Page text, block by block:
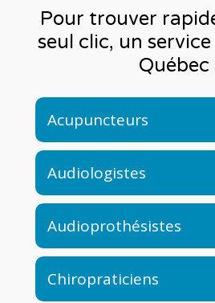
Pour trouver
seul clic, un
Québec
Acupuncteurs
Audiologistes
Audioprothésistes
Chiropraticiens